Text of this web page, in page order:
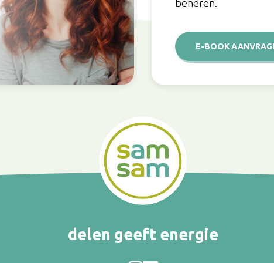
beheren.
E-BOOK
delen geeft energie